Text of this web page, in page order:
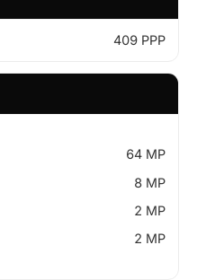
409 PPP
64 MP
8 MP
2 MP
2 MP